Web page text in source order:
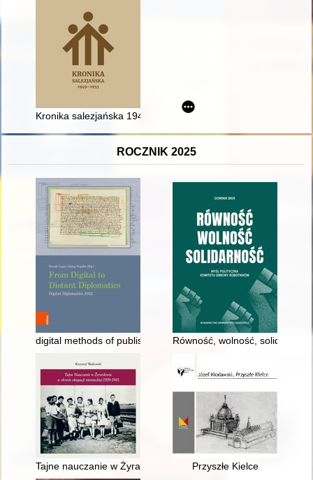
Kronika salezjańska 1949-1953
ROCZNIK 2025
digital methods of publishing 15th century papal sources
Równość, wolność,
Tajne nauczanie w Żyrardowie w okresie okupacji niemieckiej
Przyszłe Kielce